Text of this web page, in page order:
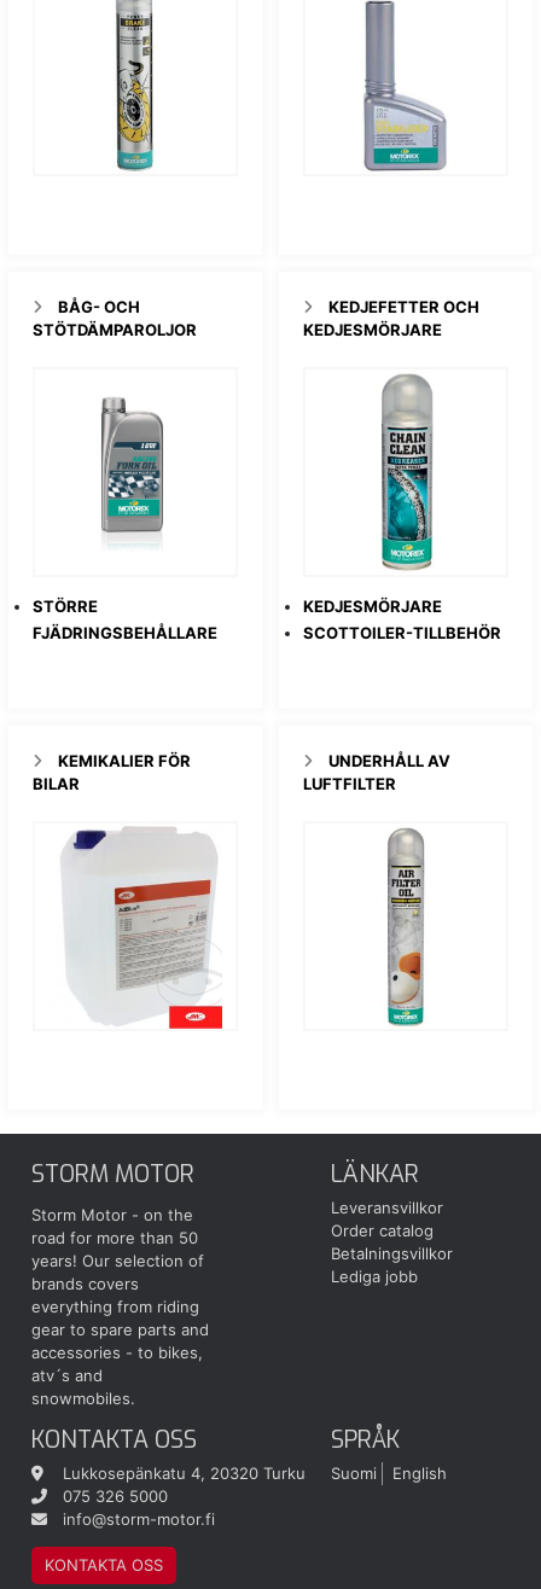
BÅG- OCH
STÖTDÄMPAROLJOR
STÖRRE
FJÄDRINGSBEHÅLLARE
KEDJEFETTER OCH
KEDJESMÖRJARE
KEDJESMÖRJARE
SCOTTOILER-TILLBEHÖR
KEMIKALIER FÖR
BILAR
UNDERHÅLL AV
LUFTFILTER
STORM MOTOR
Storm Motor - on the
road for more than 50
years! Our selection of
brands covers
everything from riding
gear to spare parts and
accessories - to bikes,
atv´s and
snowmobiles.
LÄNKAR
Leveransvillkor
Order catalog
Betalningsvillkor
Lediga jobb
KONTAKTA OSS
Lukkosepänkatu 4, 20320 Turku
075 326 5000
info@storm-motor.fi
KONTAKTA OSS
SPRÅK
Suomi English